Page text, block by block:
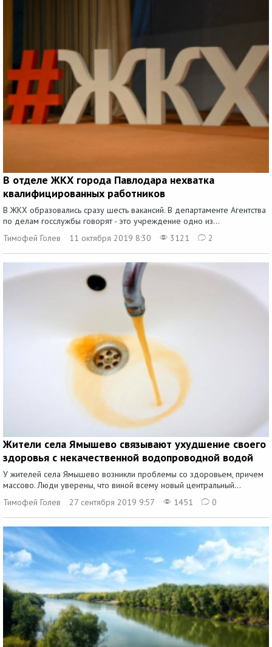
В отделе ЖКХ города Павлодара нехватка
квалифицированных работников
В ЖКХ образовались сразу шесть вакансий. В департаменте Агентства
по делам госслужбы говорят - это учреждение одно из...
Тимофей Голев
11 октября 2019 8:30 3121 2
Жители села Ямышево связывают ухудшение своего
здоровья с некачественной водопроводной водой
У жителей села Ямышево возникли проблемы со здоровьем, причем
массово. Люди уверены, что виной всему новый центральный...
Тимофей Голев
27 сентября 2019 9:57 1451 0